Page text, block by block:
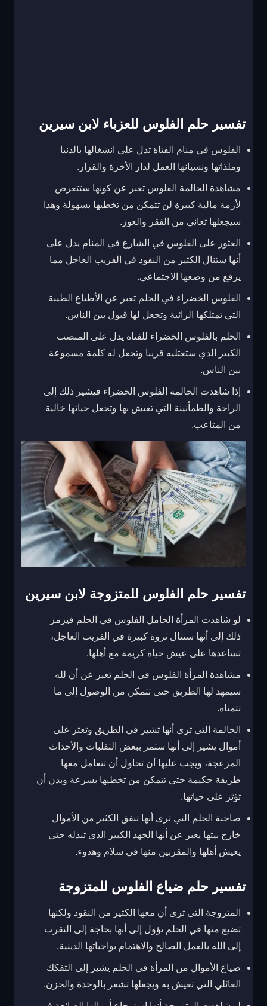
تفسير حلم الفلوس للعزباء لابن سيرين
الفلوس في منام الفتاة تدل على انشغالها بالدنيا
وملذاتها ونسيانها العمل لدار الأخرة والقرار.
مشاهدة الحالمة الفلوس تعبر عن كونها ستتعرض
لأزمة مالية كبيرة لن تتمكن من تخطيها بسهولة وهذا
سيجعلها تعاني من الفقر والعوز.
العثور على الفلوس في الشارع في المنام يدل على
أنها ستنال الكثير من النقود في القريب العاجل مما
يرفع من وضعها الاجتماعي.
الفلوس الخضراء في الحلم تعبر عن الأطباع الطيبة
التي تمتلكها الرائية وتجعل لها قبول بين الناس.
الحلم بالفلوس الخضراء للفتاة يدل على المنصب
الكبير الذي ستعتليه قريبا وتجعل له كلمة مسموعة
بين الناس.
إذا شاهدت الحالمة الفلوس الخضراء فيشير ذلك إلى
الراحة والطمأنينة التي تعيش بها وتجعل حياتها خالية
من المتاعب.
تفسير حلم الفلوس للمتزوجة لابن سيرين
لو شاهدت المرأة الحامل الفلوس في الحلم فيرمز
ذلك إلى أنها ستنال ثروة كبيرة في القريب العاجل،
تساعدها على عيش حياة كريمة مع أهلها.
مشاهدة المرأة الفلوس في الحلم تعبر عن أن لله
سيمهد لها الطريق حتى تتمكن من الوصول إلى ما
تتمناه.
الحالمة التي ترى أنها تشير في الطريق وتعثر على
أموال يشير إلى أنها ستمر ببعض التقلبات والأحداث
المزعجة، ويجب عليها أن تحاول أن تتعامل معها
طريقة حكيمة حتى تتمكن من تخطيها بسرعة وبدن أن
تؤثر على حياتها.
صاحبة الحلم التي ترى أنها تنفق الكثير من الأموال
خارج بيتها يعبر عن أنها الجهد الكبير الذي تبذله حتى
يعيش أهلها والمقربين منها في سلام وهدوء.
تفسير حلم ضياع الفلوس للمتزوجة
المتزوجة التي ترى أن معها الكثير من النقود ولكنها
تضيع منها في الحلم تؤول إلى أنها بحاجة إلى التقرب
إلى الله بالعمل الصالح والاهتمام بواجباتها الدينية.
ضياع الأموال من المرأة في الحلم يشير إلى التفكك
العائلي التي تعيش به ويجعلها تشعر بالوحدة والحزن.